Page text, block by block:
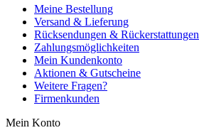
Meine Bestellung
Versand & Lieferung
Rücksendungen & Rückerstattungen
Zahlungsmöglichkeiten
Mein Kundenkonto
Aktionen & Gutscheine
Weitere Fragen?
Firmenkunden
Mein Konto